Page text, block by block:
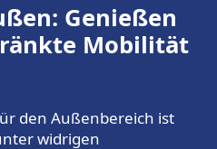
Genießen
Mobilität
den Außenbereich ist
widrigen